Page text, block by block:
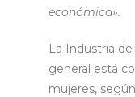
económica».
La Industria
general está
mujeres,